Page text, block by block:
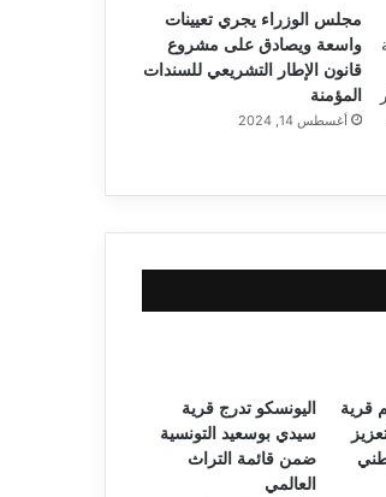
مجلس الوزراء يجري تعيينات
واسعة ويصادق على مشروع
قانون الإطار التشريعي للسندات
المؤمنة
أغسطس 14, 2024
قرية
اليونسكو تدرج قرية
سيدي بوسعيد التونسية
ضمن قائمة التراث
العالمي